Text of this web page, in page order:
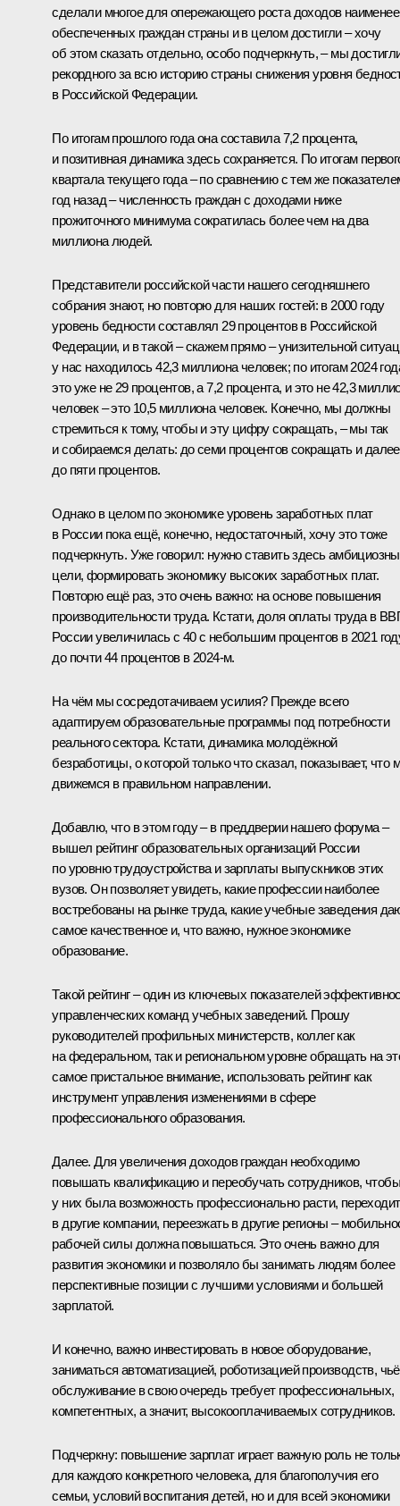
сделали многое для опережающего роста доходов наименее
обеспеченных граждан страны и в целом достигли – хочу
об этом сказать отдельно, особо подчеркнуть, – мы
рекордного за всю историю страны снижения уровня
в Российской Федерации.
По итогам прошлого года она составила 7,2 процента,
и позитивная динамика здесь сохраняется. По итогам
квартала текущего года – по сравнению с тем же
год назад – численность граждан с доходами ниже
прожиточного минимума сократилась более чем на два
миллиона людей.
Представители российской части нашего сегодняшнего
собрания знают, но повторю для наших гостей: в 2000 году
уровень бедности составлял 29 процентов в Российской
Федерации, и в такой – скажем прямо – унизительной
у нас находилось 42,3 миллиона человек; по итогам 2024
это уже не 29 процентов, а 7,2 процента, и это не 42,3
человек – это 10,5 миллиона человек. Конечно, мы должны
стремиться к тому, чтобы и эту цифру сокращать, – мы так
и собираемся делать: до семи процентов сокращать и
до пяти процентов.
Однако в целом по экономике уровень заработных плат
в России пока ещё, конечно, недостаточный, хочу это тоже
подчеркнуть. Уже говорил: нужно ставить здесь
цели, формировать экономику высоких заработных плат.
Повторю ещё раз, это очень важно: на основе повышения
производительности труда. Кстати, доля оплаты труда в
России увеличилась с 40 с небольшим процентов в 2021
до почти 44 процентов в 2024-м.
На чём мы сосредотачиваем усилия? Прежде всего
адаптируем образовательные программы под потребности
реального сектора. Кстати, динамика молодёжной
безработицы, о которой только что сказал, показывает, что
движемся в правильном направлении.
Добавлю, что в этом году – в преддверии нашего форума –
вышел рейтинг образовательных организаций России
по уровню трудоустройства и зарплаты выпускников этих
вузов. Он позволяет увидеть, какие профессии наиболее
востребованы на рынке труда, какие учебные заведения
самое качественное и, что важно, нужное экономике
образование.
Такой рейтинг – один из ключевых показателей
управленческих команд учебных заведений. Прошу
руководителей профильных министерств, коллег как
на федеральном, так и региональном уровне обращать на
самое пристальное внимание, использовать рейтинг как
инструмент управления изменениями в сфере
профессионального образования.
Далее. Для увеличения доходов граждан необходимо
повышать квалификацию и переобучать сотрудников, чтобы
у них была возможность профессионально расти,
в другие компании, переезжать в другие регионы –
рабочей силы должна повышаться. Это очень важно для
развития экономики и позволяло бы занимать людям более
перспективные позиции с лучшими условиями и большей
зарплатой.
И конечно, важно инвестировать в новое оборудование,
заниматься автоматизацией, роботизацией производств, чьё
обслуживание в свою очередь требует профессиональных,
компетентных, а значит, высокооплачиваемых сотрудников.
Подчеркну: повышение зарплат играет важную роль не
для каждого конкретного человека, для благополучия его
семьи, условий воспитания детей, но и для всей экономики